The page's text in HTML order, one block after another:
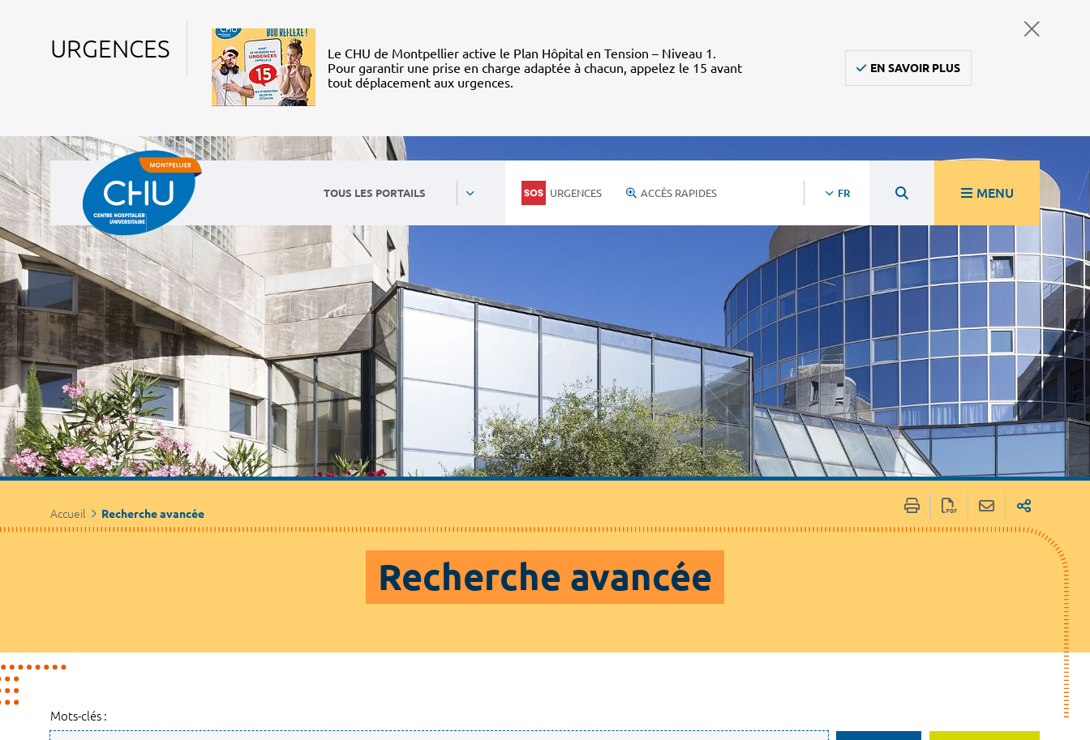
URGENCES
Le CHU de Montpellier active le Plan Hôpital en Tension – Niveau 1.
Pour garantir une prise en charge adaptée à chacun, appelez le 15 avant
tout déplacement aux urgences.
EN SAVOIR PLUS
TOUS LES PORTAILS URGENCES ACCÈS RAPIDES FR MENU
Accueil Recherche avancée
Recherche avancée
Mots-clés :